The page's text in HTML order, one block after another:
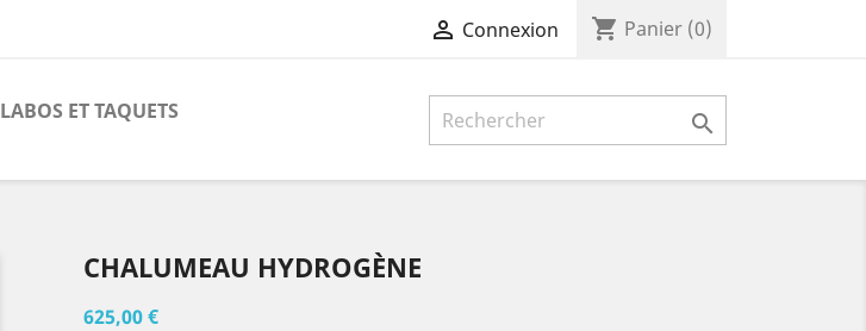
 Connexion shopping_cart Panier (0)
LABOS ET TAQUETS 
CHALUMEAU HYDROGÈNE
625,00 €